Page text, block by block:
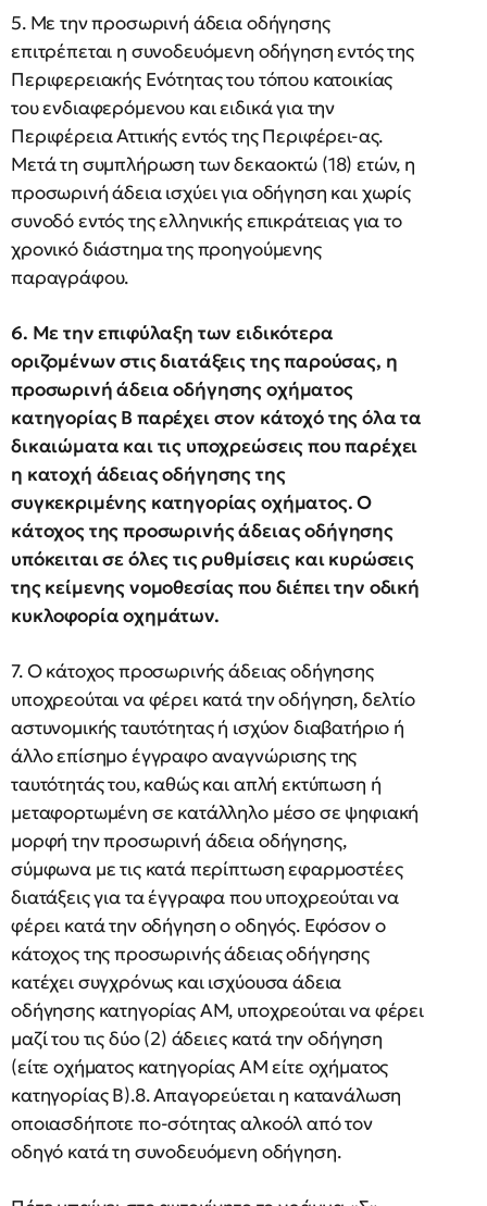
5. Με την προσωρινή άδεια οδήγησης
επιτρέπεται η συνοδευόμενη οδήγηση εντός της
Περιφερειακής Ενότητας του τόπου κατοικίας
του ενδιαφερόμενου και ειδικά για την
Περιφέρεια Αττικής εντός της Περιφέρει-ας.
Μετά τη συμπλήρωση των δεκαοκτώ (18) ετών, η
προσωρινή άδεια ισχύει για οδήγηση και χωρίς
συνοδό εντός της ελληνικής επικράτειας για το
χρονικό διάστημα της προηγούμενης
παραγράφου.
6. Με την επιφύλαξη των ειδικότερα
οριζομένων στις διατάξεις της παρούσας, η
προσωρινή άδεια οδήγησης οχήματος
κατηγορίας Β παρέχει στον κάτοχό της όλα τα
δικαιώματα και τις υποχρεώσεις που παρέχει
η κατοχή άδειας οδήγησης της
συγκεκριμένης κατηγορίας οχήματος. Ο
κάτοχος της προσωρινής άδειας οδήγησης
υπόκειται σε όλες τις ρυθμίσεις και κυρώσεις
της κείμενης νομοθεσίας που διέπει την οδική
κυκλοφορία οχημάτων.
7. Ο κάτοχος προσωρινής άδειας οδήγησης
υποχρεούται να φέρει κατά την οδήγηση, δελτίο
αστυνομικής ταυτότητας ή ισχύον διαβατήριο ή
άλλο επίσημο έγγραφο αναγνώρισης της
ταυτότητάς του, καθώς και απλή εκτύπωση ή
μεταφορτωμένη σε κατάλληλο μέσο σε ψηφιακή
μορφή την προσωρινή άδεια οδήγησης,
σύμφωνα με τις κατά περίπτωση εφαρμοστέες
διατάξεις για τα έγγραφα που υποχρεούται να
φέρει κατά την οδήγηση ο οδηγός. Εφόσον ο
κάτοχος της προσωρινής άδειας οδήγησης
κατέχει συγχρόνως και ισχύουσα άδεια
οδήγησης κατηγορίας ΑΜ, υποχρεούται να φέρει
μαζί του τις δύο (2) άδειες κατά την οδήγηση
(είτε οχήματος κατηγορίας ΑΜ είτε οχήματος
κατηγορίας Β).8. Απαγορεύεται η κατανάλωση
οποιασδήποτε πο-σότητας αλκοόλ από τον
οδηγό κατά τη συνοδευόμενη οδήγηση.